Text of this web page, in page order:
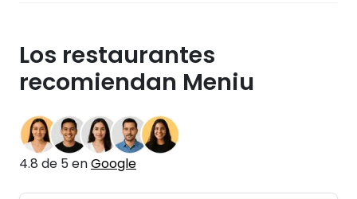
Los restaurantes
recomiendan Meniu
4.8 de 5 enGoogle